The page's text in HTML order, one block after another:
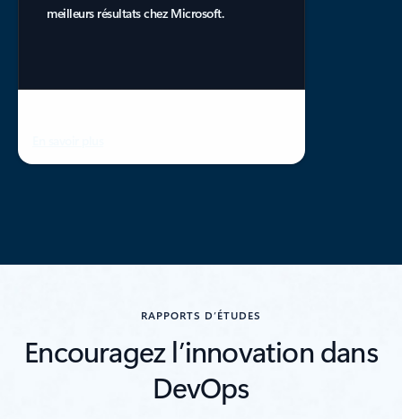
meilleurs résultats chez Microsoft.
RAPPORTS D’ÉTUDES
Encouragez l’innovation dans
DevOps